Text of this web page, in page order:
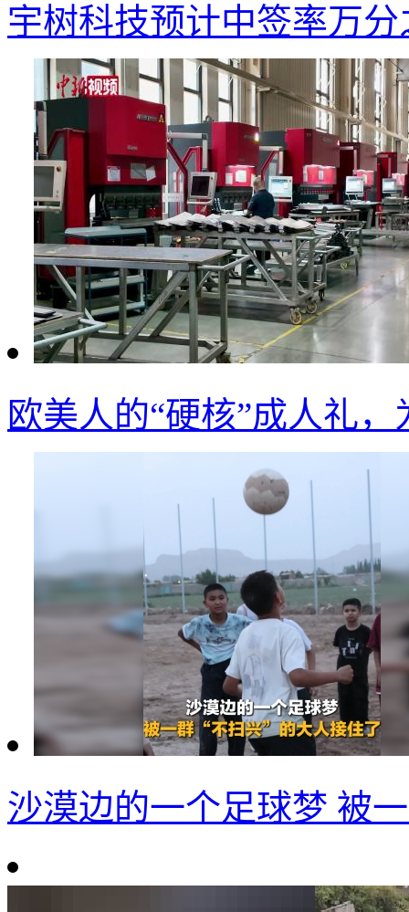
宇树科技预计中签率万
欧美人的“硬核”成人礼
沙漠边的一个足球梦 被